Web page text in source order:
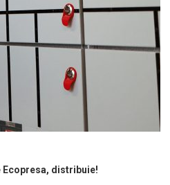
Ecopresa, distribuie!